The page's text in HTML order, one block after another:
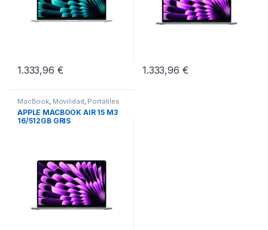
1.333,96 € 1.333,96 €
MacBook, Movilidad, Portátiles
APPLE MACBOOK AIR 15 M3
16/512GB GRIS